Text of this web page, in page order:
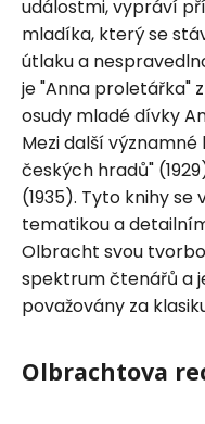
událostmi, vypráví
mladíka, který se
útlaku a
je "Anna proletářka"
osudy mladé dívky
Mezi další
českých hradů"
(1935). Tyto knihy se
tematikou a
Olbracht svou
spektrum čtenářů a
považovány za
Olbrachtova